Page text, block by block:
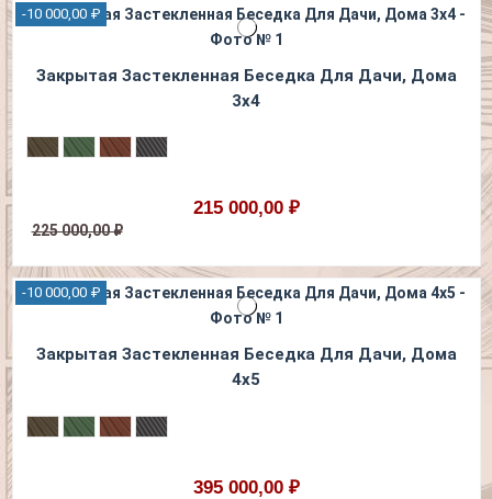
-10 000,00 ₽
Закрытая Застекленная Беседка Для Дачи, Дома
3х4
215 000,00 ₽
225 000,00 ₽
-10 000,00 ₽
Закрытая Застекленная Беседка Для Дачи, Дома
4х5
395 000,00 ₽